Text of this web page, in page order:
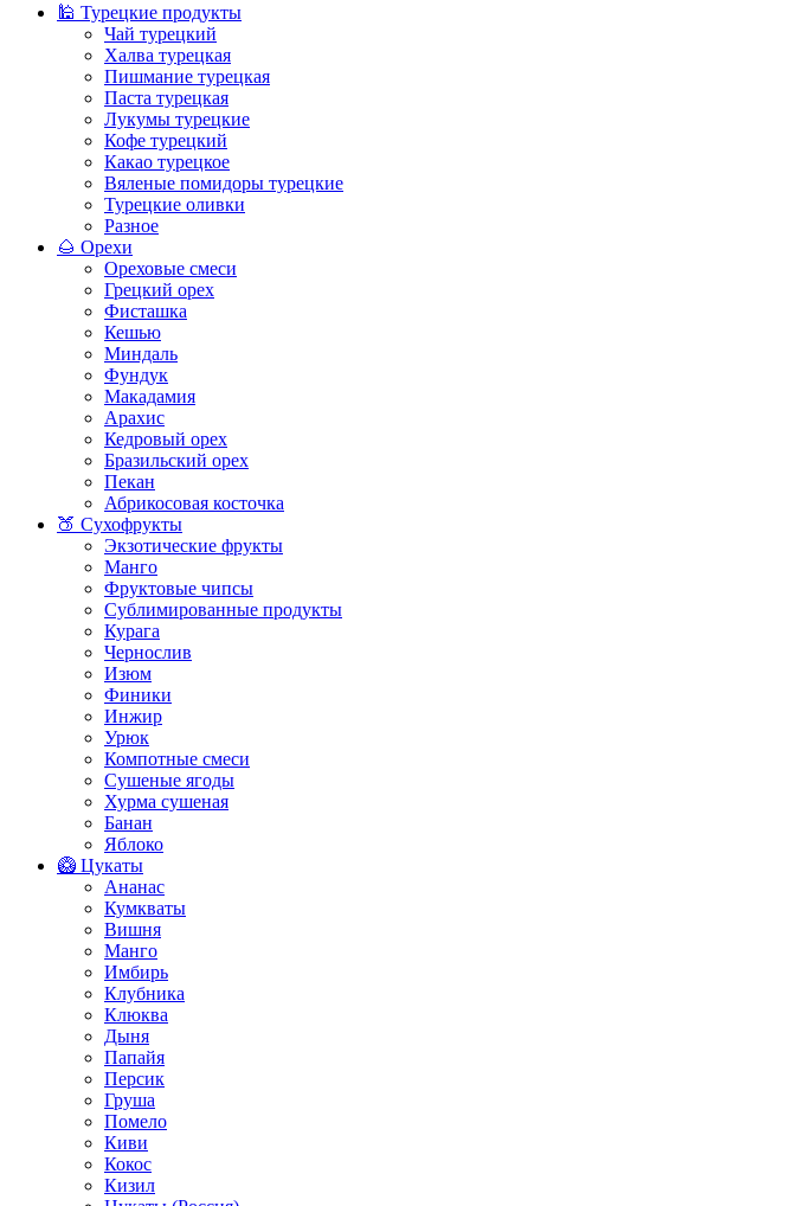
🕌 Турецкие продукты
Чай турецкий
Халва турецкая
Пишмание турецкая
Паста турецкая
Лукумы турецкие
Кофе турецкий
Какао турецкое
Вяленые помидоры турецкие
Турецкие оливки
Разное
🌰 Орехи
Ореховые смеси
Грецкий орех
Фисташка
Кешью
Миндаль
Фундук
Макадамия
Арахис
Кедровый орех
Бразильский орех
Пекан
Абрикосовая косточка
🍑 Сухофрукты
Экзотические фрукты
Манго
Фруктовые чипсы
Сублимированные продукты
Курага
Чернослив
Изюм
Финики
Инжир
Урюк
Компотные смеси
Сушеные ягоды
Хурма сушеная
Банан
Яблоко
🥝 Цукаты
Ананас
Кумкваты
Вишня
Манго
Имбирь
Клубника
Клюква
Дыня
Папайя
Персик
Груша
Помело
Киви
Кокос
Кизил